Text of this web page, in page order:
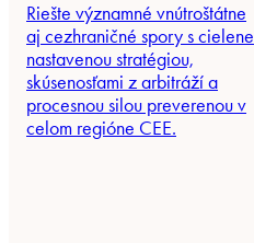
Riešte významné vnútroštátne
aj cezhraničné spory s cielene
nastavenou stratégiou,
skúsenosťami z arbitráží a
procesnou silou preverenou v
celom regióne CEE.